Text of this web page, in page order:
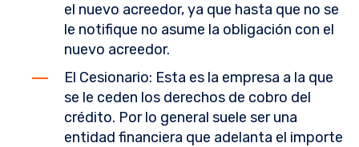
el nuevo acreedor, ya que hasta que no se
le notifique no asume la obligación con el
nuevo acreedor.
El Cesionario: Esta es la empresa a la que
se le ceden los derechos de cobro del
crédito. Por lo general suele ser una
entidad financiera que adelanta el importe